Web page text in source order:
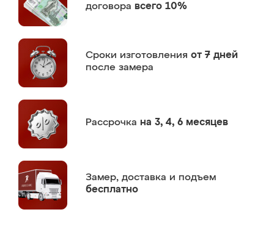
договора всего 10%
Сроки изготовления от 7 дней
после замера
Рассрочка на 3, 4, 6 месяцев
Замер, доставка и подъем
бесплатно